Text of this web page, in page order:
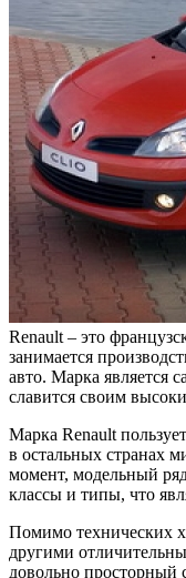
Renault – это
занимается
авто. Марка является
славится своим
Марка Renault
в остальных странах
момент, модельный
классы и типы, что
Помимо технических
другими
довольно просторный